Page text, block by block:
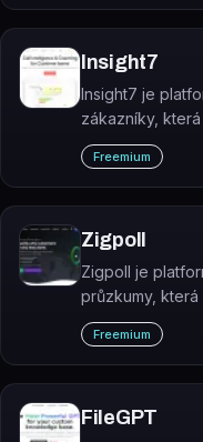
Insight7
Insight7 je
zákazníky,
prodejní,
pomocí AI a
poznatky.
Freemium
Zigpoll
Zigpoll je
průzkumy,
webům
prostřednictvím
intent průzkumů
Freemium
FileGPT